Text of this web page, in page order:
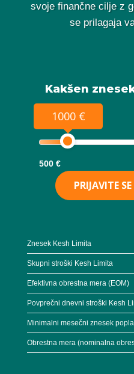
svoje finančne cilje z
se prilagaja
Kakšen
1000 €
500 €
PRIJAVITE
Znesek Kesh Limita
Skupni stroški Kesh Limita
Efektivna obrestna mera (EOM)
Povprečni dnevni stroški Kesh
Minimalni mesečni znesek
Obrestna mera (nominalna